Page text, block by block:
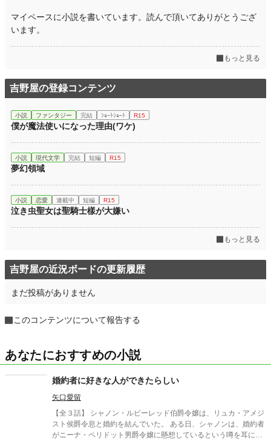
マイペースに小説を書いています。読んで頂いてありがとうござ
います。
もっと見る
吉野屋の登録コンテンツ
小説 ファンタジー 完結 ｼｮｰﾄｼｮｰﾄ R15
僕が魔法使いになった理由(ワケ)
小説 現代文学 完結 短編 R15
夢幻領域
小説 恋愛 連載中 短編 R15
泣き虫聖女は聖騎士樣が大嫌い
もっと見る
吉野屋の近況ボードの更新履歴
まだ投稿がありません
このコンテンツについて報告する
あなたにおすすめの小説
婚約者に好きな人ができたらしい
矢口愛留
【全３話】 シャノン・ルビーレッド伯爵令嬢は、リュカ・アメジ
スト侯爵令息と婚約を結んでいた。 ある日、シャノンは、婚約者
がニーナ・ペリドット男爵令嬢に懸想しているという噂を耳にす